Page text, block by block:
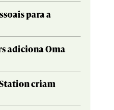
para a
adiciona Oma
criam